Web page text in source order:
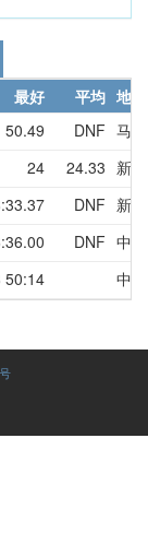
最好 平均 地区
50.49 DNF 马
24 24.33 新
DNF 新
DNF 中国
50:14 中国